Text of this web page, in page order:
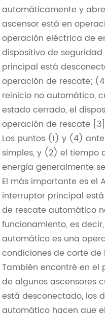
automáticamente y
ascensor está en
operación eléctrica de
dispositivo de
principal está
operación de rescate;
reinicio no automático,
estado cerrado, el
operación de rescate
Los puntos (1) y (4)
simples, y (2) el tiempo
energía generalmente
El más importante es el
interruptor principal
de rescate automático
funcionamiento, es
automático es una
condiciones de corte
También encontré en el
de algunos ascensores
está desconectado, los
automático hacen que